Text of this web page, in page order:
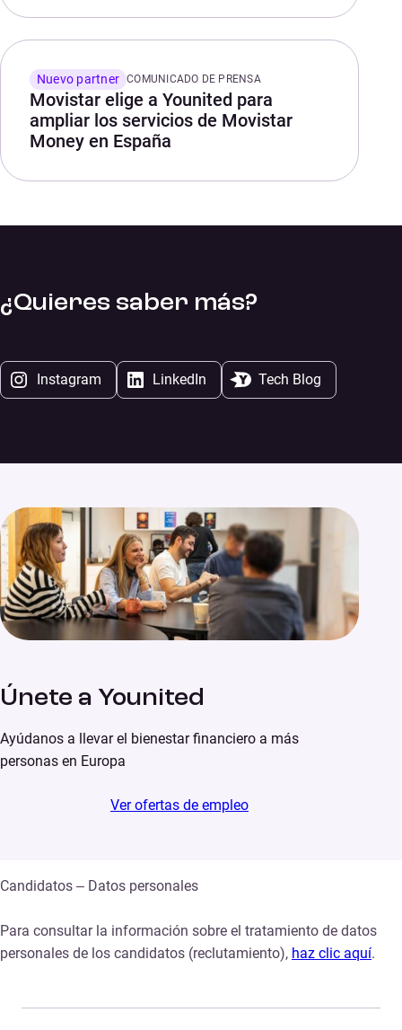
Nuevo partner COMUNICADO DE PRENSA
Movistar elige a Younited para
ampliar los servicios de Movistar
Money en España
¿Quieres saber más?
Instagram LinkedIn Tech Blog
Únete a Younited
Ayúdanos a llevar el bienestar financiero a más
personas en Europa
Ver ofertas de empleo
Candidatos – Datos personales
Para consultar la información sobre el tratamiento de datos
personales de los candidatos (reclutamiento), haz clic aquí.